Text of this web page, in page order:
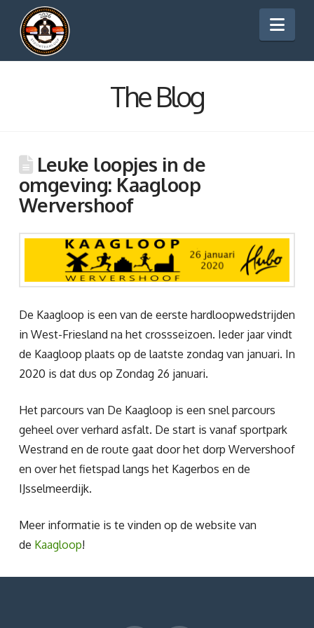
The Blog
Leuke loopjes in de
omgeving: Kaagloop
Wervershoof
De Kaagloop is een van de eerste hardloopwedstrijden
in West-Friesland na het crossseizoen. Ieder jaar vindt
de Kaagloop plaats op de laatste zondag van januari. In
2020 is dat dus op Zondag 26 januari.
Het parcours van De Kaagloop is een snel parcours
geheel over verhard asfalt. De start is vanaf sportpark
Westrand en de route gaat door het dorp Wervershoof
en over het fietspad langs het Kagerbos en de
IJsselmeerdijk.
Meer informatie is te vinden op de website van
de Kaagloop!